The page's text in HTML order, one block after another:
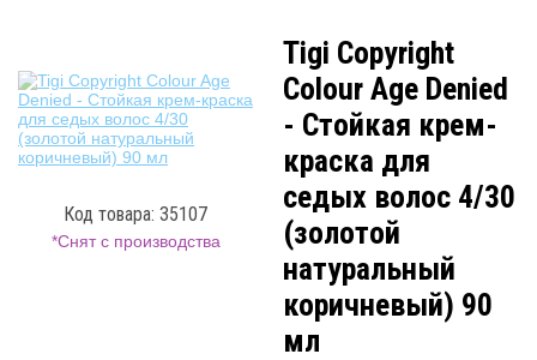
Код товара: 35107
*Снят с производства
Tigi Copyright
Colour Age Denied
- Стойкая крем-
краска для
седых волос 4/30
(золотой
натуральный
коричневый) 90
мл